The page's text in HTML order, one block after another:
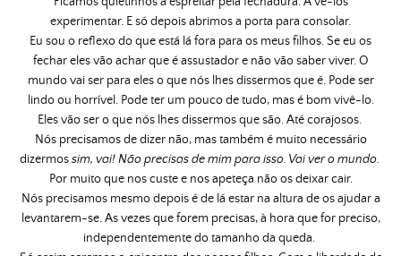
experimentar. E só depois abrimos a porta para consolar.
Eu sou o reflexo do que está lá fora para os meus filhos. Se eu os
fechar eles vão achar que é assustador e não vão saber viver. O
mundo vai ser para eles o que nós lhes dissermos que é. Pode ser
lindo ou horrível. Pode ter um pouco de tudo, mas é bom vivê-lo.
Eles vão ser o que nós lhes dissermos que são. Até corajosos.
Nós precisamos de dizer não, mas também é muito necessário
dizermossim, vai! Não precisas de mim para isso. Vai ver o mundo.
Por muito que nos custe e nos apeteça não os deixar cair.
Nós precisamos mesmo depois é de lá estar na altura de os ajudar a
levantarem-se. As vezes que forem precisas, à hora que for preciso,
independentemente do tamanho da queda.